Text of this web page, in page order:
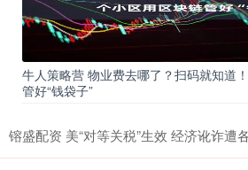
牛人策略营 物业费去哪了？扫码就知道
管好“钱袋子”
镕盛配资 美“对等关税”生效 经济讹诈遭